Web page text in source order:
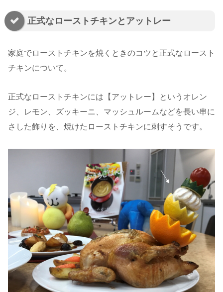
正式なローストチキンとアットレー
家庭でローストチキンを焼くときのコツと正式なロースト
チキンについて。
正式なローストチキンには【アットレー】というオレン
ジ、レモン、ズッキーニ、マッシュルームなどを長い串に
さした飾りを、焼けたローストチキンに刺すそうです。